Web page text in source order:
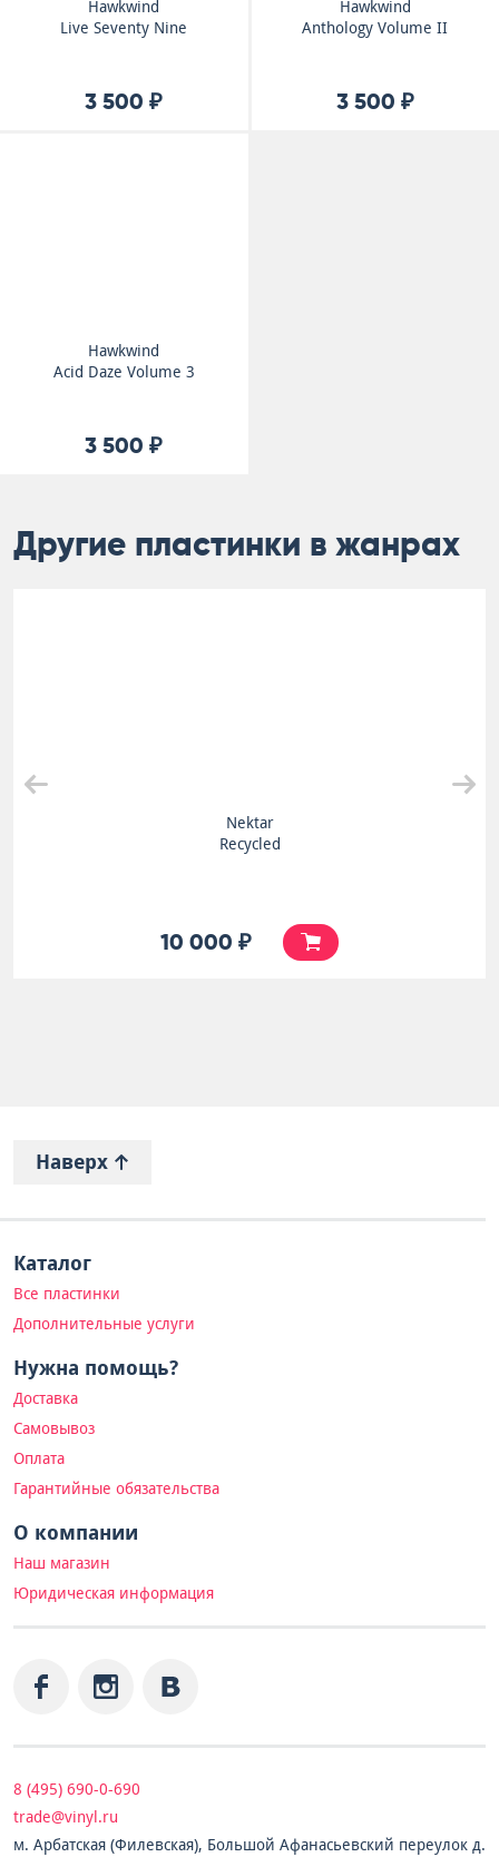
Hawkwind
Live Seventy Nine
3 500 ₽
Hawkwind
Anthology Volume II
3 500 ₽
Hawkwind
Acid Daze Volume 3
3 500 ₽
Другие пластинки в жанрах
Nektar
Recycled
10 000 ₽
Наверх
Каталог
Все пластинки
Дополнительные услуги
Нужна помощь?
Доставка
Самовывоз
Оплата
Гарантийные обязательства
О компании
Наш магазин
Юридическая информация
8 (495) 690-0-690
trade@vinyl.ru
м. Арбатская (Филевская), Большой Афанасьевский переулок д.